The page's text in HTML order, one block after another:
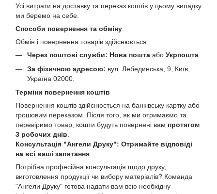
Усі витрати на доставку та переказ коштів у цьому випадку
ми беремо на себе.
Способи повернення та обміну
Обмін і повернення товарів здійснюється:
Через поштові служби: Нова пошта або Укрпошта.
За фізичною адресою: вул. Лебединська, 9, Київ,
Україна 02000.
Терміни повернення коштів
Повернення коштів здійснюється на банківську картку або
грошовим переказом. Після того, як ми отримаємо та
перевіримо товар, кошти будуть повернені вам протягом
3 робочих днів.
Консультація "Ангели Друку": Отримайте відповіді
на всі ваші запитання
Потрібна професійна консультація щодо друку,
виготовлення продукції чи вибору матеріалів? Команда
"Ангели Друку" готова надати вам всю необхідну